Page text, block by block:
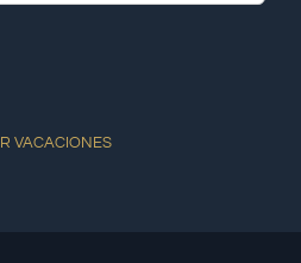
VACACIONES